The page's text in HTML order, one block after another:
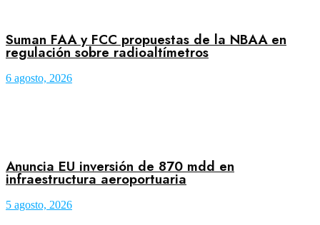
Suman FAA y FCC propuestas de la NBAA en
regulación sobre radioaltímetros
6 agosto, 2026
Anuncia EU inversión de 870 mdd en
infraestructura aeroportuaria
5 agosto, 2026